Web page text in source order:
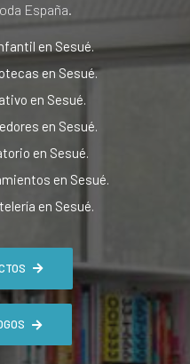
España.
en Sesué.
en Sesué.
en Sesué.
en Sesué.
en Sesué.
en Sesué.
en Sesué.